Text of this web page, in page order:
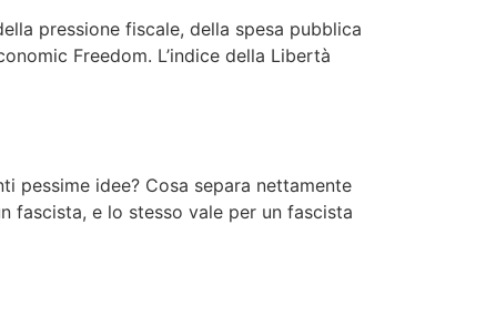
pressione fiscale, della spesa pubblica
Freedom. L’indice della Libertà
pessime idee? Cosa separa nettamente
fascista, e lo stesso vale per un fascista